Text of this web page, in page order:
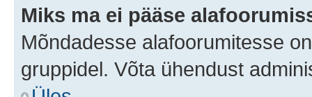
Miks ma ei pääse
Mõndadesse alafoorumitesse
gruppidel. Võta ühendust